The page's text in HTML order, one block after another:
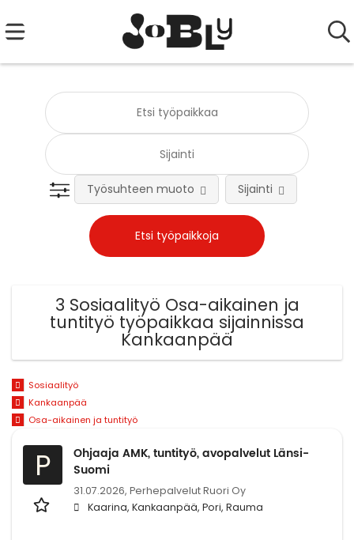
Työsuhteen muoto Sijainti
3 Sosiaalityö Osa-aikainen ja
tuntityö työpaikkaa sijainnissa
Kankaanpää
Sosiaalityö
Kankaanpää
Osa-aikainen ja tuntityö
P
Ohjaaja AMK, tuntityö, avopalvelut Länsi-
Suomi
31.07.2026, Perhepalvelut Ruori Oy
Kaarina, Kankaanpää, Pori, Rauma